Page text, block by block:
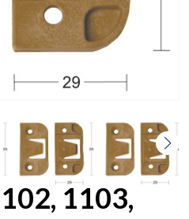
1103,